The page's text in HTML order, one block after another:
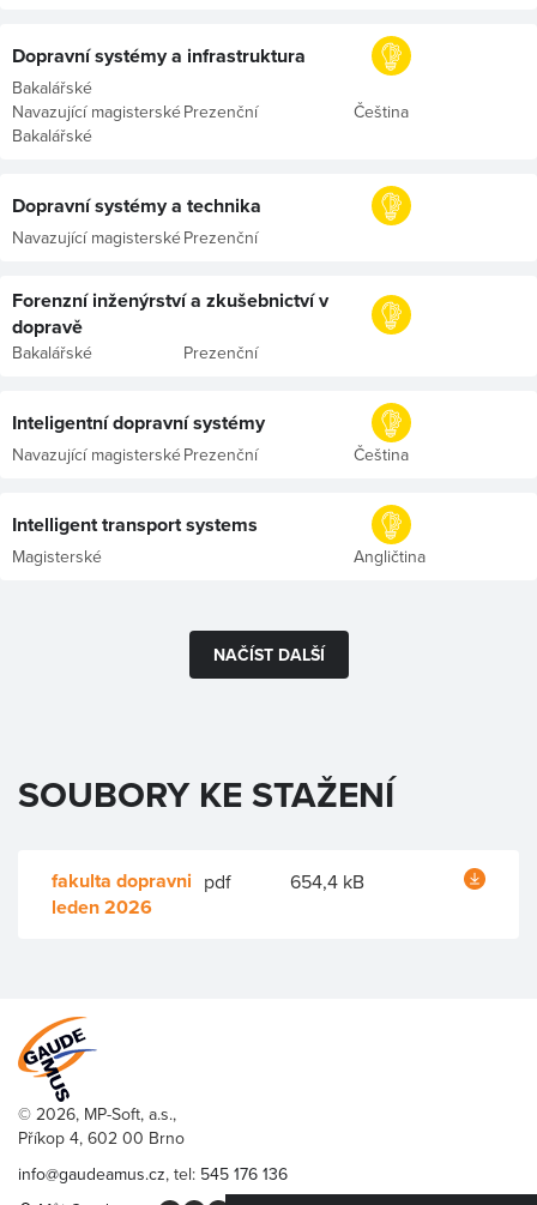
Dopravní systémy a infrastruktura
Bakalářské
Navazující magisterské
Bakalářské
Prezenční Čeština
Dopravní systémy a technika
Navazující magisterskéPrezenční
Forenzní inženýrství a zkušebnictví v
dopravě
Bakalářské Prezenční
Inteligentní dopravní systémy
Navazující magisterskéPrezenční Čeština
Intelligent transport systems
Magisterské Angličtina
NAČÍST DALŠÍ
SOUBORY KE STAŽENÍ
fakulta dopravni
leden 2026
pdf 654,4 kB
© 2026, MP-Soft, a.s.,
Příkop 4, 602 00 Brno
info@gaudeamus.cz, tel: 545 176 136